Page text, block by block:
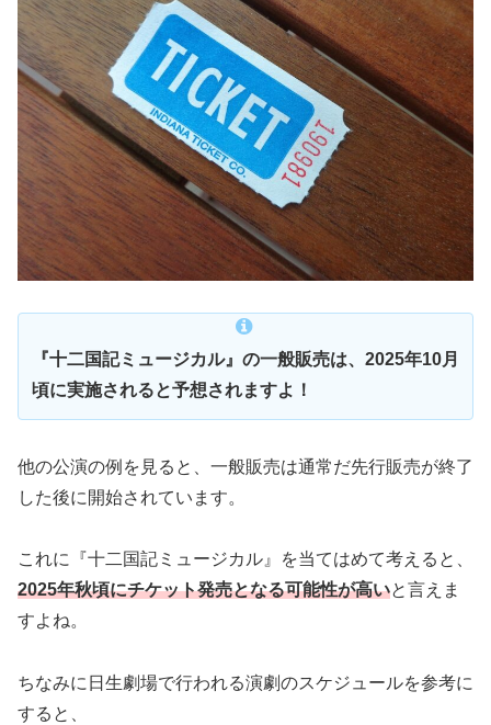
『十二国記ミュージカル』の一般販売は、2025年10月
頃に実施されると予想されますよ！
他の公演の例を見ると、一般販売は通常だ先行販売が終了
した後に開始されています。
これに『十二国記ミュージカル』を当てはめて考えると、
2025年秋頃にチケット発売となる可能性が高いと言えま
すよね。
ちなみに日生劇場で行われる演劇のスケジュールを参考に
すると、